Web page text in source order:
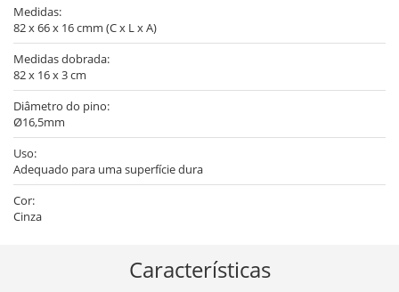
Medidas:
82 x 66 x 16 cmm (C x L x A)
Medidas dobrada:
82 x 16 x 3 cm
Diâmetro do pino:
Ø16,5mm
Uso:
Adequado para uma superfície dura
Cor:
Cinza
Características